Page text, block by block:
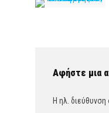
Αφήστε μια
Η ηλ. διεύθυνση